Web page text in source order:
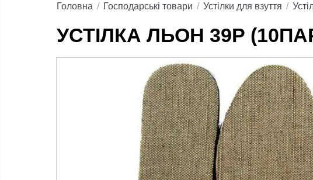
Головна Господарські товари Устілки для взуття
УСТІЛКА ЛЬОН 39Р